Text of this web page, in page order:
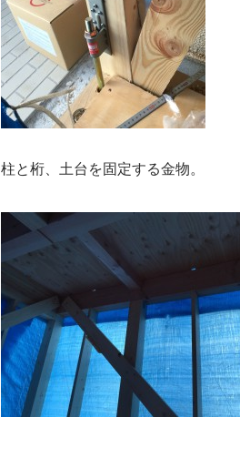
柱と桁、土台を固定する金物。